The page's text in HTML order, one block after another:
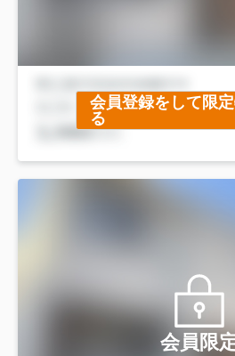
会員登録をして限
る
会員限